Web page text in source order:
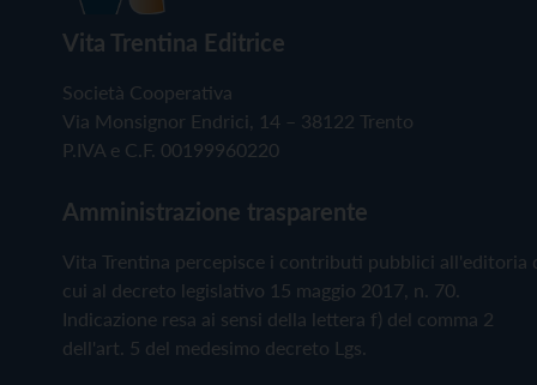
Vita Trentina Editrice
Società Cooperativa
Via Monsignor Endrici, 14 – 38122 Trento
P.IVA e C.F. 00199960220
Amministrazione trasparente
Vita Trentina percepisce i contributi pubblici all'editoria
cui al decreto legislativo 15 maggio 2017, n. 70.
Indicazione resa ai sensi della lettera f) del comma 2
dell'art. 5 del medesimo decreto Lgs.